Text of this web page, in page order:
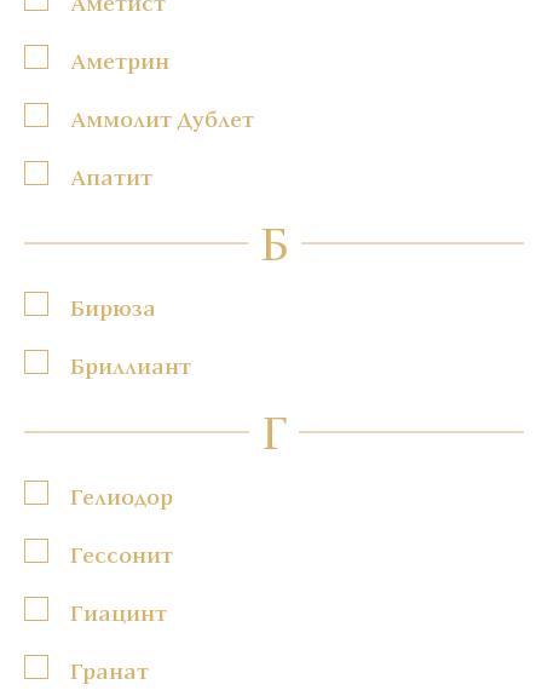
Аметрин
Аммолит Дублет
Апатит
Б
Бирюза
Бриллиант
Г
Гелиодор
Гессонит
Гиацинт
Гранат